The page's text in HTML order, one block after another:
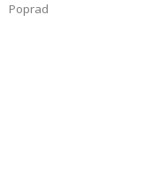
Poprad